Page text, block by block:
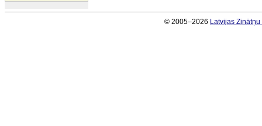
© 2005–2026 Latvijas